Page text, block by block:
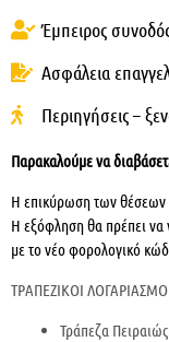
Έμπειρος
Ασφάλεια
Περιηγήσεις –
Παρακαλούμε να
Η επικύρωση των θέσεων
Η εξόφληση θα πρέπει
με το νέο φορολογικό
ΤΡΑΠΕΖΙΚΟΙ
Τράπεζα